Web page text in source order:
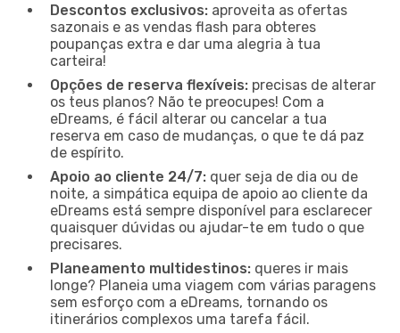
Descontos exclusivos: aproveita as ofertas
sazonais e as vendas flash para obteres
poupanças extra e dar uma alegria à tua
carteira!
Opções de reserva flexíveis: precisas de alterar
os teus planos? Não te preocupes! Com a
eDreams, é fácil alterar ou cancelar a tua
reserva em caso de mudanças, o que te dá paz
de espírito.
Apoio ao cliente 24/7: quer seja de dia ou de
noite, a simpática equipa de apoio ao cliente da
eDreams está sempre disponível para esclarecer
quaisquer dúvidas ou ajudar-te em tudo o que
precisares.
Planeamento multidestinos: queres ir mais
longe? Planeia uma viagem com várias paragens
sem esforço com a eDreams, tornando os
itinerários complexos uma tarefa fácil.